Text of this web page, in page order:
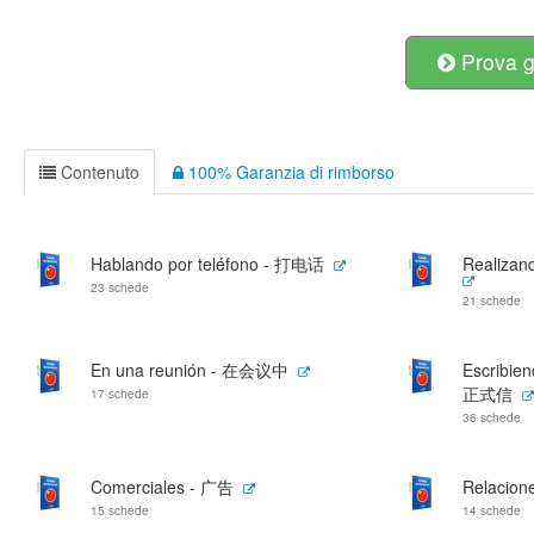
Prova
Contenuto 100% Garanzia di rimborso
Hablando por teléfono - 打电话
23 schede
21 schede
En una reunión - 在会议中
17 schede
正式信
36 schede
Comerciales - 广告
15 schede 14 schede